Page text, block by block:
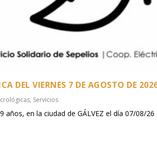
DEL VIERNES 7 DE AGOSTO DE
, Servicios
años, en la ciudad de GÁLVEZ el día 07/08/26